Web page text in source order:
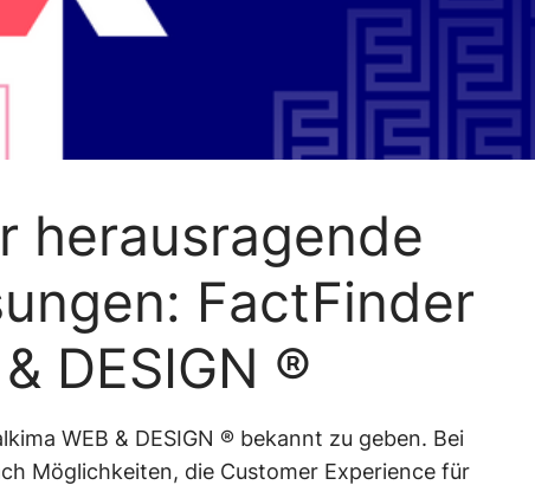
Pricing
Support
herausragende
FactFinder
DESIGN ®
WEB & DESIGN ® bekannt zu geben. Bei
Möglichkeiten, die Customer Experience für